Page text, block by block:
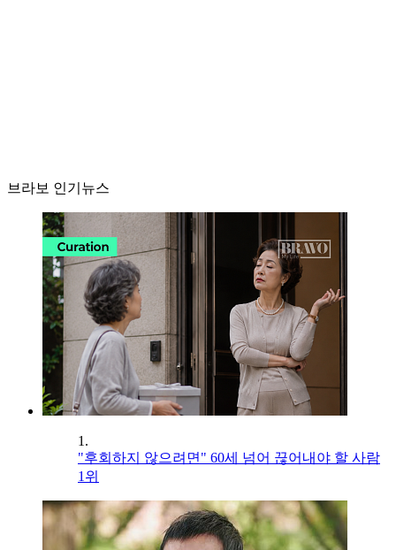
브라보 인기뉴스
1.
"후회하지 않으려면" 60세 넘어 끊어내야 할 사람
1위